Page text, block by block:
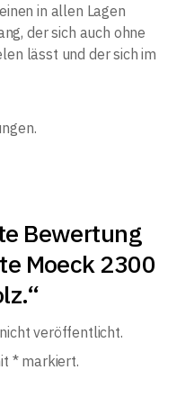
in allen Lagen
der sich auch ohne
lässt und der sich im
Bewertung
Moeck 2300
veröffentlicht.
*markiert.